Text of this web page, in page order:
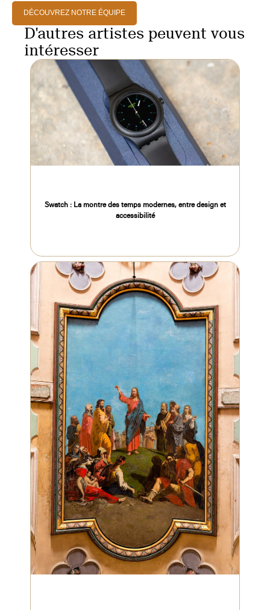
DÉCOUVREZ NOTRE ÉQUIPE
D'autres artistes peuvent vous
intéresser
Swatch : La montre des temps modernes, entre design et
accessibilité